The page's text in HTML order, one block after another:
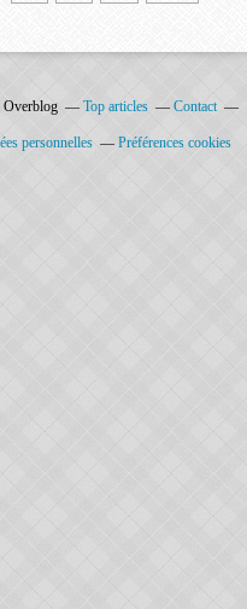
Overblog Top articles Contact
personnelles Préférences cookies